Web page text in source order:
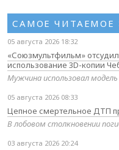
САМОЕ ЧИТАЕМОЕ
05 августа 2026 18:32
«Союзмультфильм»
использование 3D-копии
Мужчина использовал
05 августа 2026 08:33
Цепное смертельное ДТП
В лобовом столкновении
03 августа 2026 20:24